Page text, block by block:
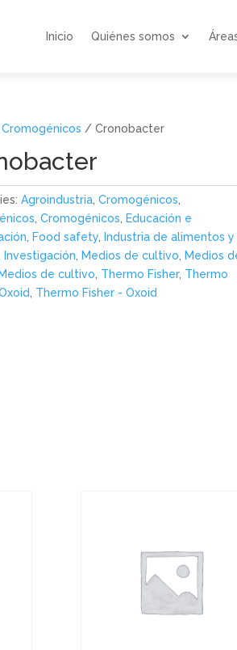
Inicio Quiénes somos
Cromogénicos / Cronobacter
Agroindustria ,Cromogénicos
,Cromogénicos
Educación e
Food safety
Industria de alimentos y
Investigación Medios de cultivo
Medios
Medios de cultivo Thermo Fisher, Thermo
Thermo Fisher - Oxoid